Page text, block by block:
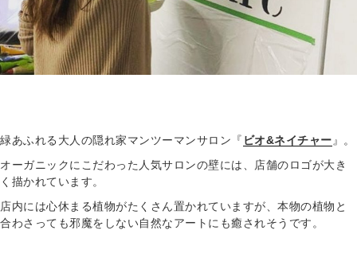
緑あふれる大人の隠れ家マンツーマンサロン『 ビオ&ネイチャー 』。
オーガニックにこだわった人気サロンの壁には、店舗のロゴが大き
く描かれています。
店内には心休まる植物がたくさん置かれていますが、本物の植物と
合わさっても邪魔をしない自然なアートにも癒されそうです。